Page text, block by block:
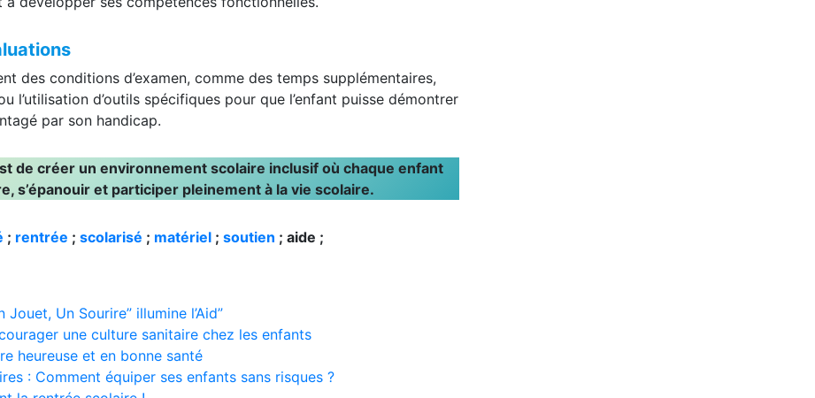
des conditions d’examen, comme des temps supplémentaires,
l’utilisation d’outils spécifiques pour que l’enfant puisse démontrer
par son handicap.
de créer un environnement scolaire inclusif où chaque enfant
s’épanouir et participer pleinement à la vie scolaire.
; rentrée ; scolarisé ; matériel ; soutien ; aide ;
Un Sourire” illumine l’Aid”
une culture sanitaire chez les enfants
heureuse et en bonne santé
: Comment équiper ses enfants sans risques ?